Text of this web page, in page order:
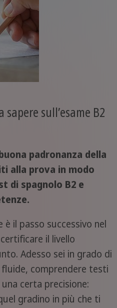
sapere sull’esame B2
padronanza della
alla prova in modo
di spagnolo B2 e
il passo successivo nel
il livello
Adesso sei in grado di
comprendere testi
certa precisione:
gradino in più che ti